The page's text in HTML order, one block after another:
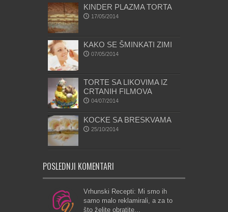
KINDER PLAZMA TORTA
17/05/2014
KAKO SE ŠMINKATI ZIMI
07/05/2014
TORTE SA LIKOVIMA IZ
CRTANIH FILMOVA
04/07/2014
KOCKE SA BRESKVAMA
25/10/2014
POSLEDNJI KOMENTARI
Vrhunski Recepti: Mi smo ih
samo malo reklamirali, a za to
što želite obratite...